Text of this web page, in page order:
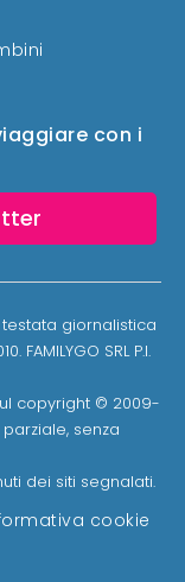
con i
giornalistica
SRL P.I.
copyright © 2009-
senza
dei siti segnalati.
cookie